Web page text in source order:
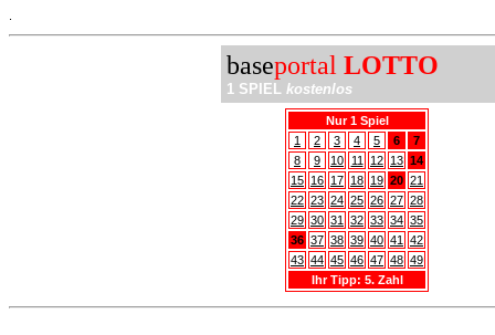
baseportal LOTTO
1 SPIEL kostenlos
Nur 1 Spiel
1
2 3 4 5 6
7
8
9 10 11 12 13 14
15 16 17 18 19 20 21
22 23 24 25 26 27 28
29 30 31 32 33 34 35
36 37 38 39 40 41
42
43 44 45 46 47 48 49
Ihr Tipp: 5. Zahl